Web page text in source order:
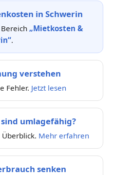
in Schwerin
„Mietkosten &
.
verstehen
Fehler. Jetzt lesen
umlagefähig?
Mehr erfahren
senken